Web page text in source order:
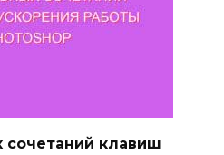
сочетаний клавиш